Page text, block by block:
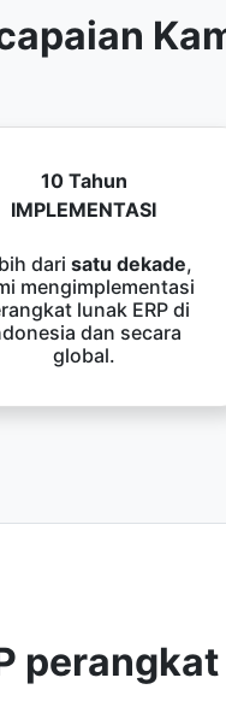
10 Tahun
IMPLEMENTASI
dari satu dekade,
mengimplementasi
lunak ERP di
dan secara
global.